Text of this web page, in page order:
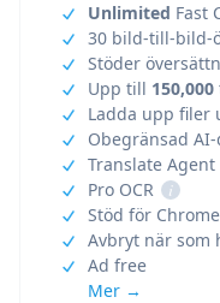
Unlimited Fast
30 bild-till-bild-
Stöder
Upp till 150,000
Ladda upp filer
Obegränsad
Translate Agent
Pro OCR
i
Stöd för
Avbryt när som
Ad free
Mer →